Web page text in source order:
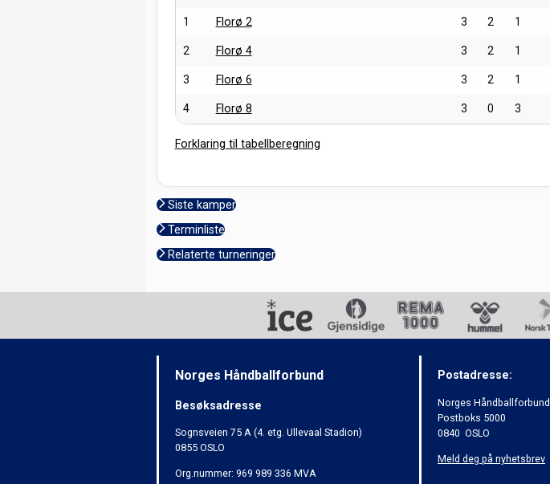
1 Florø 2 3 2 1
2 Florø 4 3 2 1
3 Florø 6 3 2 1
4 Florø 8 3 0 3
Forklaring til tabellberegning
Siste kamper
Terminliste
Relaterte turneringer
Norges Håndballforbund
Besøksadresse
Sognsveien 75 A (4. etg. Ullevaal Stadion)
0855 OSLO
Org.nummer: 969 989 336 MVA
Postadresse:
Norges Håndballforbund
Postboks 5000
0840 OSLO
Meld deg på nyhetsbrev